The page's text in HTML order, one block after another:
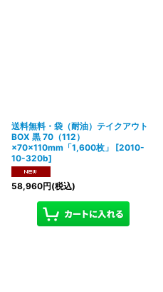
送料無料・袋（耐油）テイクアウト
BOX 黒 70（112）
×70×110mm「1,600枚」
[2010-
10-320b]
58,960円(税込)